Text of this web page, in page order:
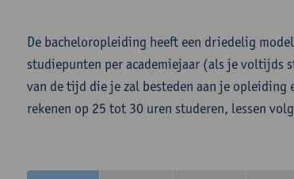
De bacheloropleiding heeft een driedelig
studiepunten per academiejaar (als je voltijds
van de tijd die je zal besteden aan je
rekenen op 25 tot 30 uren studeren, lessen